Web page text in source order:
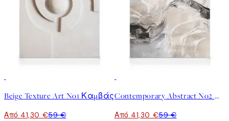
Beige Texture Art No1 Καμβάς
Από 41,30 €59 €
Contemporary Abstract No2 Καμβάς
Από 41,30 €59 €